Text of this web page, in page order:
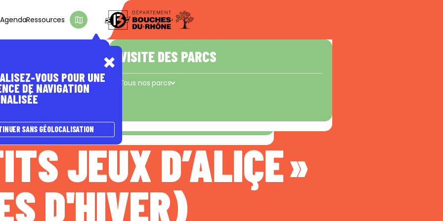
À ÊTRE ACCOMPAGNÉ(E)
Les coups de pouce du Département
Concors - Taulisson
VISITE DES PARCS
Tous nos parcs
AgendaRessources
JEUX D’ALIÇE »
D'HIVER)
VOUS POUR UNE
DE NAVIGATION
SANS GÉOLOCALISATION